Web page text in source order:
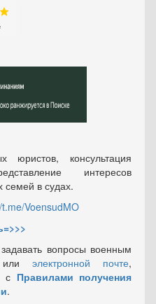
консультация
интересов
семей в судах.
VoensudMO
вопросы военным
или электронной почте,
с Правилами получения
.